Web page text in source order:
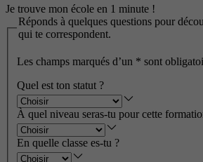
Je trouve mon école en 1 minute !
Réponds à quelques questions pour
qui te correspondent.
Les champs marqués d’un * sont
Quel est ton statut ?
À quel niveau seras-tu pour cette
En quelle classe es-tu ?